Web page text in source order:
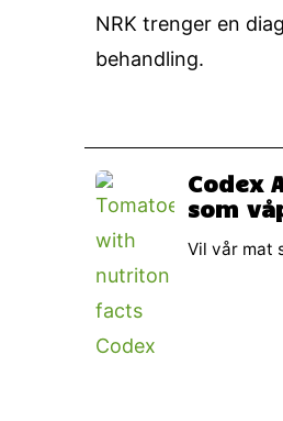
NRK trenger en
behandling.
Codex
som
Vil vår mat